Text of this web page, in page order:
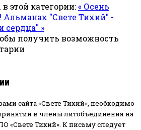
этой категории:« Осень
"Свете Тихий" -
сердца" »
получить возможность
сайта «Свете Тихий», необходимо
в члены литобъединения на
«Свете Тихий». К письму следует